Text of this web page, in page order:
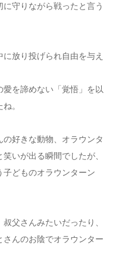
守りながら戦ったと言う
放り投げられ自由を与え
を諦めない「覚悟」を以
。
好きな動物、オラウンタ
いが出る瞬間でしたが、
どものオラウンターン
父さんみたいだったり、
んのお陰でオラウンター